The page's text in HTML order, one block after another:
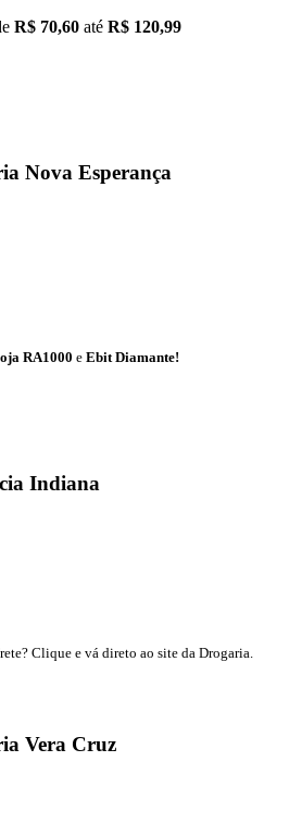
R$ 70,60 até R$ 120,99
Nova Esperança
RA1000 e Ebit Diamante!
Indiana
Clique e vá direto ao site da Drogaria.
Vera Cruz